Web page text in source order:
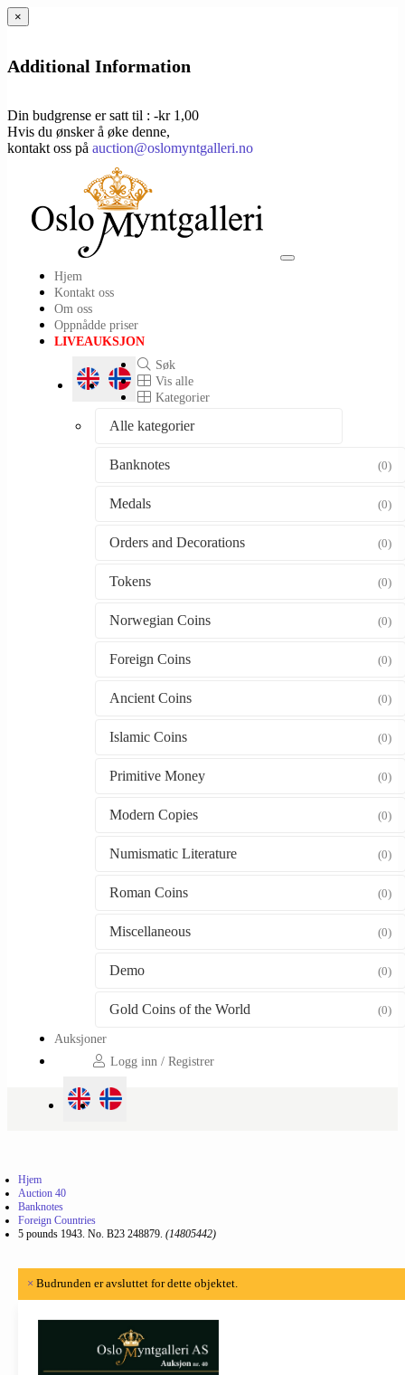
×
Additional Information
Din budgrense er satt til : -kr 1,00
Hvis du ønsker å øke denne,
kontakt oss på auction@oslomyntgalleri.no
Toggle
Hjem
Kontakt oss
Om oss
Oppnådde priser
LIVEAUKSJON
Søk
Vis alle
Kategorier
Alle kategorier
Banknotes (0)
Medals (0)
Orders and Decorations (0)
Tokens (0)
Norwegian Coins (0)
Foreign Coins (0)
Ancient Coins (0)
Islamic Coins (0)
Primitive Money (0)
Modern Copies (0)
Numismatic Literature (0)
Roman Coins (0)
Miscellaneous (0)
Demo (0)
Gold Coins of the World (0)
Auksjoner
Logg inn / Registrer
Hjem
Auction 40
Banknotes
Foreign Countries
5 pounds 1943. No. B23 248879. (14805442)
× Budrunden er avsluttet for dette objektet.